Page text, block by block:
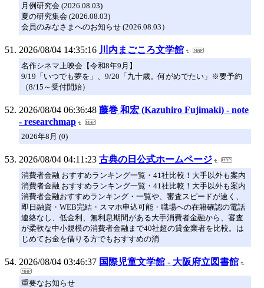
月例研究会 (2026.08.03)
夏の研究集会 (2026.08.03)
会員のみなさまへのお知らせ (2026.08.03）
2026/08/04 14:35:16 川内まごころ文学館
名作シネマ上映会【令和8年9月】
9/19「いつでも夢を」、9/20「九十歳。何がめでたい」※要予約
（8/15～受付開始）
2026/08/04 06:36:48 藤巻 和宏 (Kazuhiro Fujimaki) - note
- researchmap
2026年8月 (0)
2026/08/04 04:11:23 古典の日公式ホームページ
消費者金融 おすすめランキング一覧・41社比較！大手以外も案内
消費者金融 おすすめランキング一覧・41社比較！大手以外も案内
消費者金融おすすめランキング・一覧や、審査スピードが速く、
即日融資・WEB完結・スマホ申込可能・職場への在籍確認の電話
連絡なし、低金利、無利息期間がある大手消費者金融から、審査
が柔軟な中小規模の消費者金融まで40社超の貸金業者を比較。は
じめてお金を借りる方でもおすすめの消
2026/08/04 03:46:37 国際児童文学館 - 大阪府立図書館
重要なお知らせ